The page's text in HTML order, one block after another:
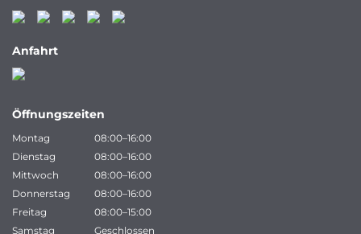
Anfahrt
Öffnungszeiten
Montag
08:00–16:00
Dienstag
08:00–16:00
Mittwoch
08:00–16:00
Donnerstag
08:00–16:00
Freitag
08:00–15:00
Samstag
Geschlossen